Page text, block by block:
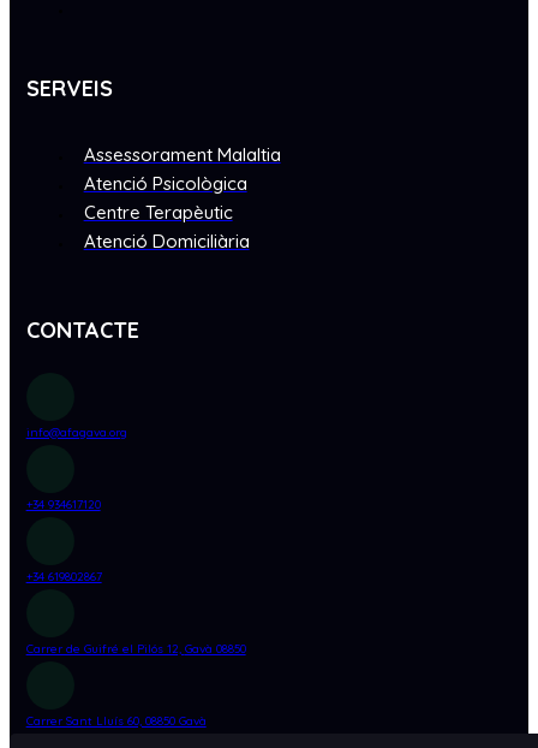
SERVEIS
Assessorament Malaltia
Atenció Psicològica
Centre Terapèutic
Atenció Domiciliària
CONTACTE
info@afagava.org
+34 934617120
+34 619802867
Carrer de Guifré el Pilós 12, Gavà 08850
Carrer Sant Lluís 60, 08850 Gavà